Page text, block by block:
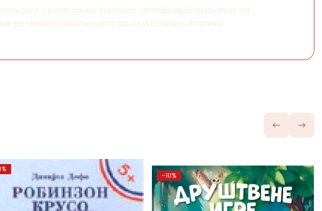
obrt u svom opusu, kreativno osmišljavajući mačji život, od
po seoskim ulicama u potrazi za skloništem i hranom.
-10%